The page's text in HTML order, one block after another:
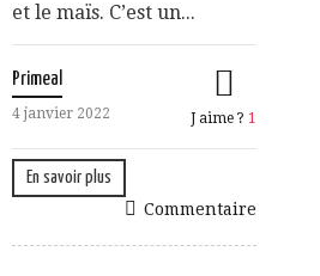
et le maïs. C’est un...
Primeal
4 janvier 2022 J aime ? 1
En savoir plus
Commentaire